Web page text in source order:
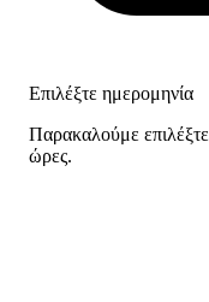
Επιλέξτε ημερομηνία
Παρακαλούμε επιλέξτε
ώρες.